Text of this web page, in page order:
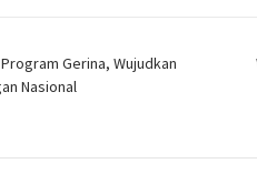
Gerina, Wujudkan
Nasional